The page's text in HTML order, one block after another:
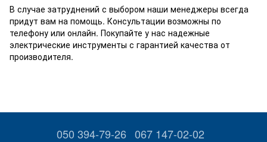
В случае затруднений с выбором наши менеджеры всегда
придут вам на помощь. Консультации возможны по
телефону или онлайн. Покупайте у нас надежные
электрические инструменты с гарантией качества от
производителя.
050 394-79-26 067 147-02-02